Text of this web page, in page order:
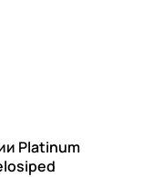
Platinum